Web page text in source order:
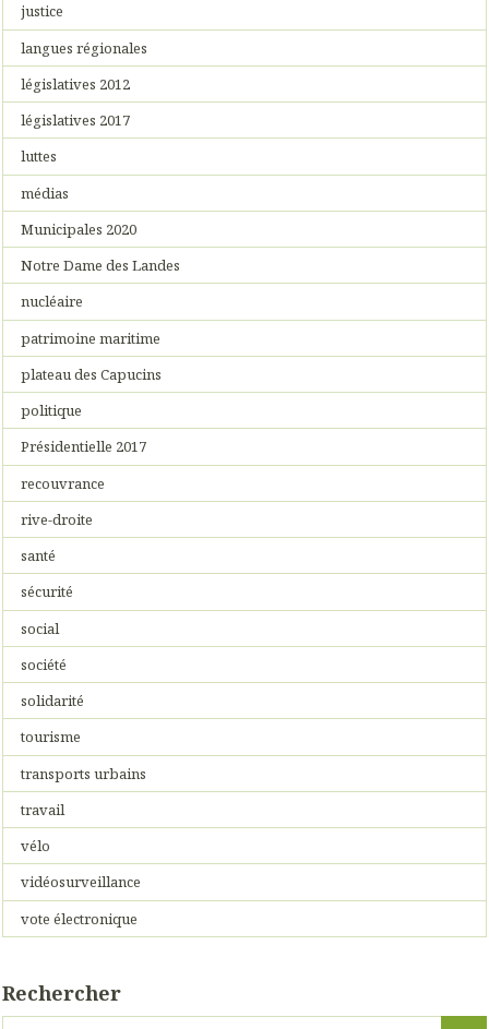
justice
langues régionales
législatives 2012
législatives 2017
luttes
médias
Municipales 2020
Notre Dame des Landes
nucléaire
patrimoine maritime
plateau des Capucins
politique
Présidentielle 2017
recouvrance
rive-droite
santé
sécurité
social
société
solidarité
tourisme
transports urbains
travail
vélo
vidéosurveillance
vote électronique
Rechercher